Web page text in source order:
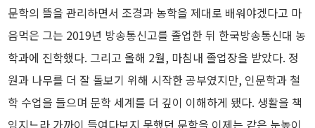
문학의 뜰을 관리하면서 조경과 농학을 제대로 배워야겠다고 마
음먹은 그는 2019년 방송통신고를 졸업한 뒤 한국방송통신대 농
학과에 진학했다. 그리고 올해 2월, 마침내 졸업장을 받았다. 정
원과 나무를 더 잘 돌보기 위해 시작한 공부였지만, 인문학과 철
학 수업을 들으며 문학 세계를 더 깊이 이해하게 됐다. 생활을 책
임지느라 가까이 들여다보지 못했던 문학을 이제는 같은 눈높이